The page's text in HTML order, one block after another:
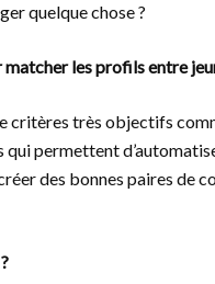
quelque chose ?
les profils entre
critères très objectifs
qui permettent
des bonnes paires de